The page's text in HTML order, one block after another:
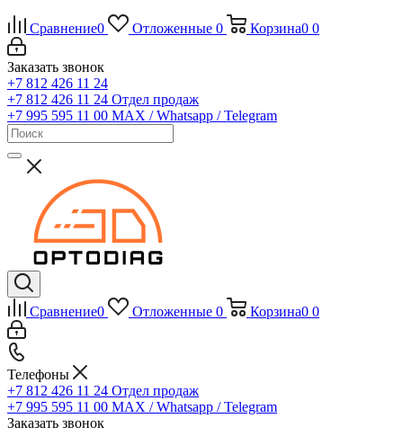
Сравнение0 Отложенные 0 Корзина0 0
Заказать звонок
+7 812 426 11 24
+7 812 426 11 24 Отдел продаж
+7 995 595 11 00 MAX / Whatsapp / Telegram
Сравнение0 Отложенные 0 Корзина0 0
Телефоны
+7 812 426 11 24 Отдел продаж
+7 995 595 11 00 MAX / Whatsapp / Telegram
Заказать звонок